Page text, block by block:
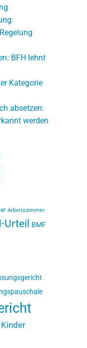
BFH lehnt
Kategorie
absetzen:
werden
Arbeitszimmer
Urteil BMF
Kinder